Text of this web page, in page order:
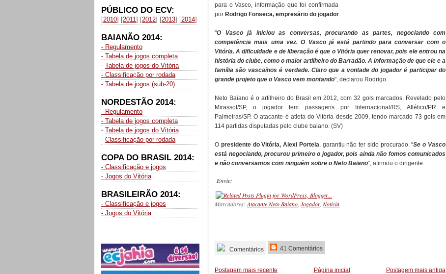
PÚBLICO DO ECV:
[2010] [2011] [2012] [2013] [2014]
BAIANÃO 2014:
- Regulamento
- Tabela de jogos completa
- Tabela de jogos do Vitória
- Classificação por rodada
- Tabela de jogos (sub-20)
NORDESTÃO 2014:
- Regulamento
- Tabela de jogos completa
- Tabela de jogos do Vitória
- Classificação por rodada
COPA DO BRASIL 2014:
- Classificação e jogos
- Jogos do Vitória
BRASILEIRÃO 2014:
- Classificação e jogos
- Jogos do Vitória
para o Vasco, informação que foi confirmada
por Rodrigo Fonseca, empresário do jogador:
"O Vasco já iniciou as conversas, procurando as partes, negociando com
competência mais uma vez. O Vasco já está partindo para conversar com o
Vitória. A dificuldade e de liberação é que o Vitória quer renovar, pois ele entrou na
história do clube, como o maior artilheiro do Barradão. A informação de que ele e a
família são vascaínos é verdade. Claro que a vontade do jogador é participar do
grande projeto que o Vasco vem montando", declarou Rodrigo.
Neto Baiano é o artilheiro do Brasil em 2012, com 32 gols marcados. Revelado pelo
Mirassol/SP, o jogador tem passagens por Internacional/RS, Atlético/PR e
Palmeiras/SP. O atacante é atleta do Vitória desde 2009, tendo marcado 73 gols em
114 partidas disputadas pelo clube baiano. (SV)
O presidente do Vitória, Alexi Portela, garantiu não ter sido procurado. “Se o Vasco
está negociando, procurou primeiro o jogador, pois ainda não fomos comunicados
e não conversamos com ninguém sobre o Neto Baiano”, afirmou o dirigente.
Envie:
Marcadores:Atacante Neto Baiano, Jogador, Notícia
Comentários 41 Comentários
Postagem mais recente Postagem mais antiga
Página inicial